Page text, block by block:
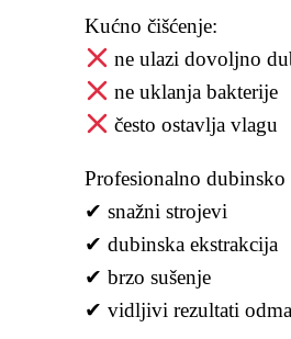
Kućno čišćenje:
ne ulazi dovoljno
ne uklanja bakterije
često ostavlja vlagu
Profesionalno dubinsko
✔ snažni strojevi
✔ dubinska ekstrakcija
✔ brzo sušenje
✔ vidljivi rezultati